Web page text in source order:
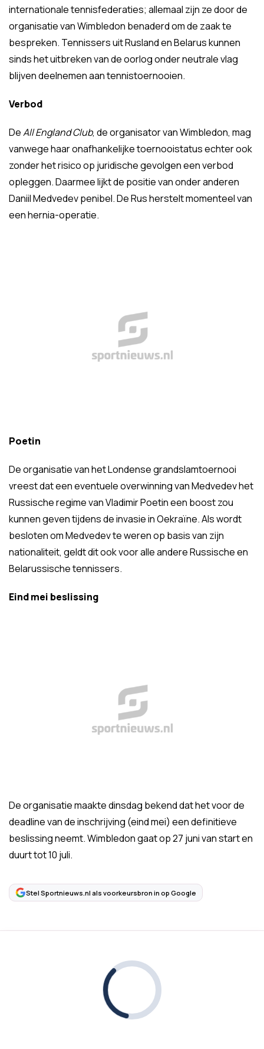
internationale tennisfederaties; allemaal zijn ze door de
organisatie van Wimbledon benaderd om de zaak te
bespreken. Tennissers uit Rusland en Belarus kunnen
sinds het uitbreken van de oorlog onder neutrale vlag
blijven deelnemen aan tennistoernooien.
Verbod
DeAll England Club, de organisator van Wimbledon, mag
vanwege haar onafhankelijke toernooistatus echter ook
zonder het risico op juridische gevolgen een verbod
opleggen. Daarmee lijkt de positie van onder anderen
Daniil Medvedev penibel. De Rus herstelt momenteel van
een hernia-operatie.
Poetin
De organisatie van het Londense grandslamtoernooi
vreest dat een eventuele overwinning van Medvedev het
Russische regime van Vladimir Poetin een boost zou
kunnen geven tijdens de invasie in Oekraïne. Als wordt
besloten om Medvedev te weren op basis van zijn
nationaliteit, geldt dit ook voor alle andere Russische en
Belarussische tennissers.
Eind mei beslissing
De organisatie maakte dinsdag bekend dat het voor de
deadline van de inschrijving (eind mei) een definitieve
beslissing neemt. Wimbledon gaat op 27 juni van start en
duurt tot 10 juli.
Stel Sportnieuws.nl als voorkeursbron in op Google